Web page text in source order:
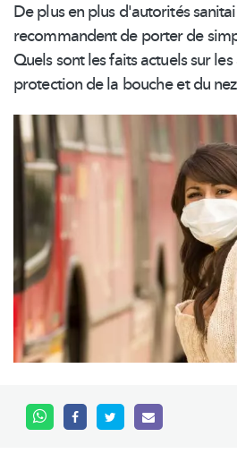
De plus en plus d'autorités
recommandent de porter de
Quels sont les faits actuels sur
protection de la bouche et du